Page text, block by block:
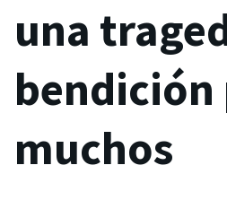
una
bendición
muchos